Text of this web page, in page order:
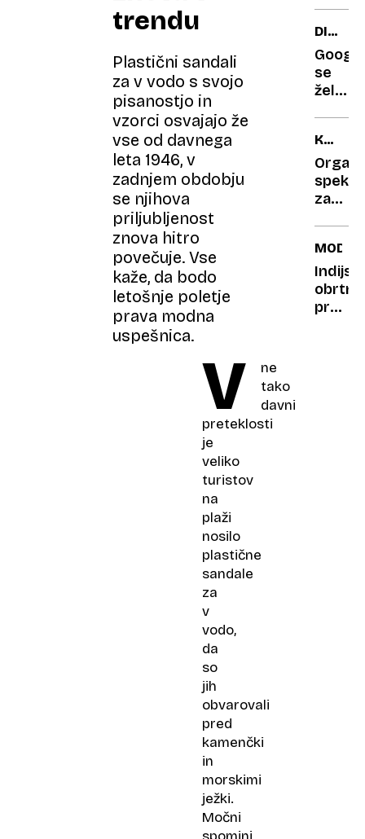
trendu
Plastični sandali
za v vodo s svojo
pisanostjo in
vzorci osvajajo že
vse od davnega
leta 1946, v
zadnjem obdobju
se njihova
priljubljenost
znova hitro
povečuje. Vse
kaže, da bodo
letošnje poletje
prava modna
uspešnica.
V
ne
tako
davni
preteklosti
je
veliko
turistov
na
plaži
nosilo
plastične
sandale
za
v
vodo,
da
so
jih
obvarovali
pred
kamenčki
in
morskimi
ježki.
Močni
našli
ni
bila
večna
TRGI
Google
se
želi
veliki
globi
12
smo
nehali
MODA
Indijski
proti